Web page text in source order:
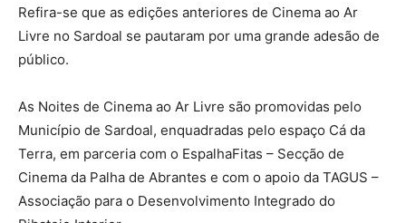
Refira-se que as edições anteriores de Cinema ao Ar
Livre no Sardoal se pautaram por uma grande adesão de
público.
As Noites de Cinema ao Ar Livre são promovidas pelo
Município de Sardoal, enquadradas pelo espaço Cá da
Terra, em parceria com o EspalhaFitas – Secção de
Cinema da Palha de Abrantes e com o apoio da TAGUS –
Associação para o Desenvolvimento Integrado do